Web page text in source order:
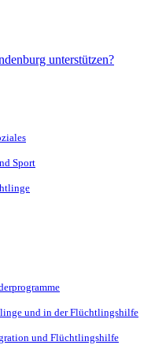
Sport
und in der Flüchtlingshilfe
und Flüchtlingshilfe